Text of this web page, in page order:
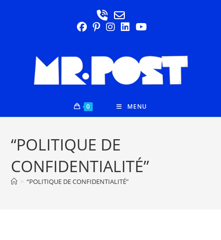
0 MENU
“POLITIQUE DE
CONFIDENTIALITÉ”
> “POLITIQUE DE CONFIDENTIALITÉ”